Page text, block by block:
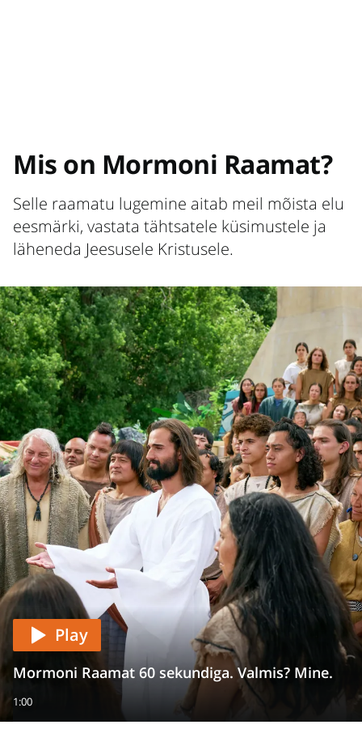
Mis on Mormoni Raamat?
Selle raamatu lugemine aitab meil mõista elu
eesmärki, vastata tähtsatele küsimustele ja
läheneda Jeesusele Kristusele.
Play
Mormoni Raamat 60 sekundiga. Valmis? Mine.
1:00